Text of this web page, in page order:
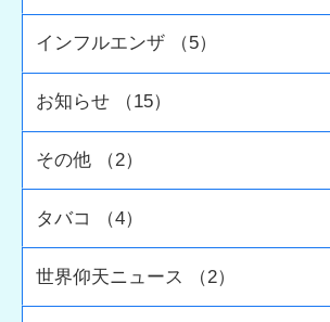
インフルエンザ （5）
お知らせ （15）
その他 （2）
タバコ （4）
世界仰天ニュース （2）